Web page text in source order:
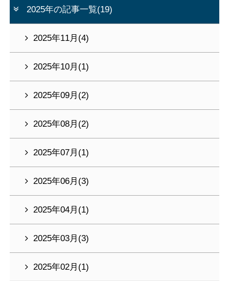
2025年の記事一覧(19)
2025年11月(4)
2025年10月(1)
2025年09月(2)
2025年08月(2)
2025年07月(1)
2025年06月(3)
2025年04月(1)
2025年03月(3)
2025年02月(1)